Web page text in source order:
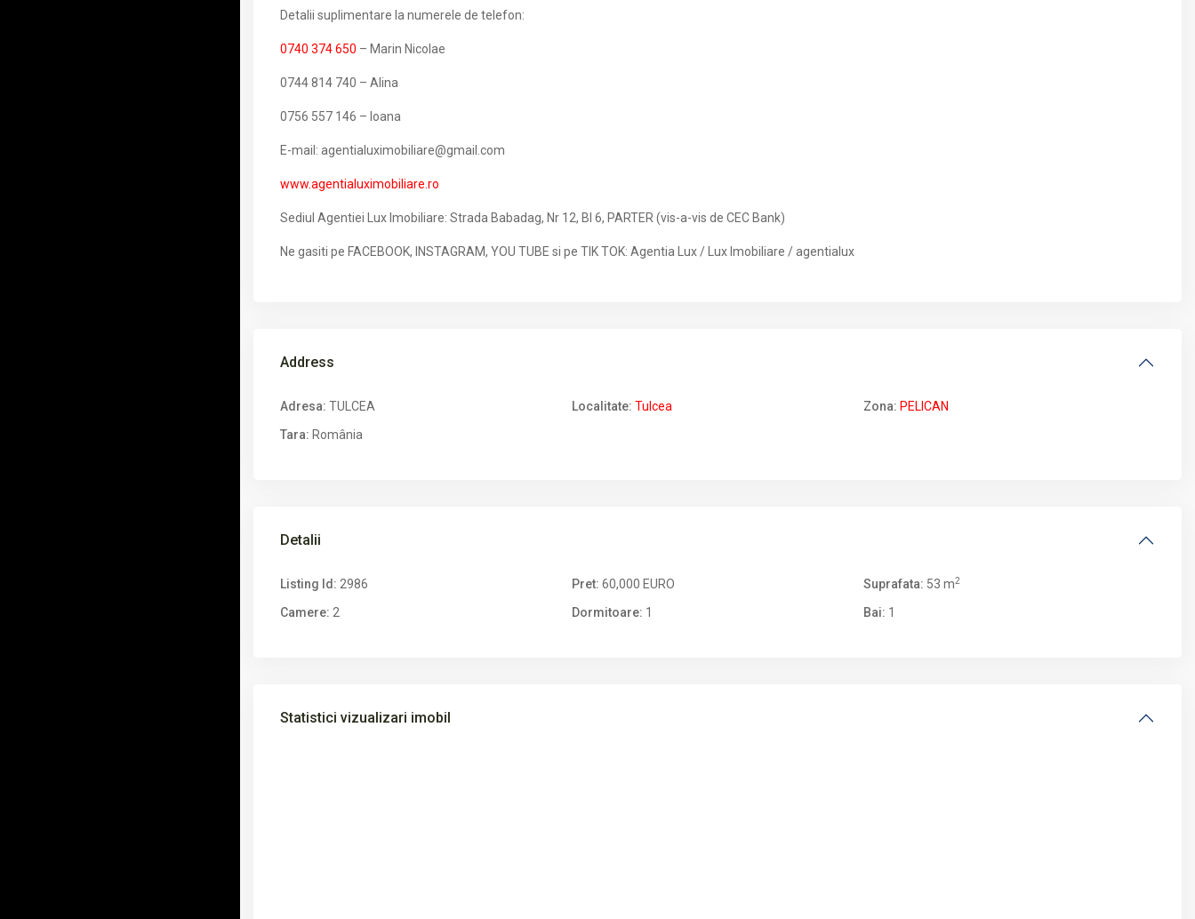
Detalii suplimentare la numerele de telefon:
0740 374 650 – Marin Nicolae
0744 814 740 – Alina
0756 557 146 – Ioana
E-mail: agentialuximobiliare@gmail.com
www.agentialuximobiliare.ro
Sediul Agentiei Lux Imobiliare: Strada Babadag, Nr 12, Bl 6, PARTER (vis-a-vis de CEC Bank)
Ne gasiti pe FACEBOOK, INSTAGRAM, YOU TUBE si pe TIK TOK: Agentia Lux / Lux Imobiliare / agentialux
Address
Adresa: TULCEA Localitate: Tulcea Zona: PELICAN
Tara: România
Detalii
Listing Id: 2986 Pret: 60,000 EURO Suprafata: 53 m2
Camere: 2 Dormitoare: 1 Bai: 1
Statistici vizualizari imobil